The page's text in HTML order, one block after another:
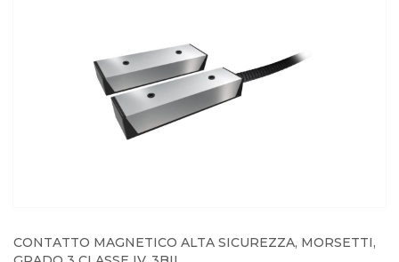
CONTATTO MAGNETICO ALTA SICUREZZA, MORSETTI,